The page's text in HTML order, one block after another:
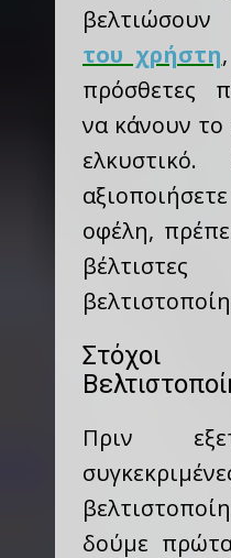
του χρήστη
πρόσθετες
να κάνουν το
οφέλη,
Πριν
δούμε